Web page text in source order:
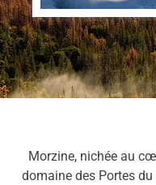
Morzine, nichée au
domaine des Portes